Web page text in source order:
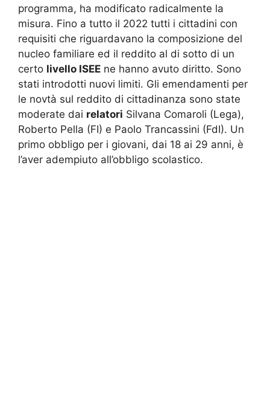
programma, ha modificato radicalmente la
misura. Fino a tutto il 2022 tutti i cittadini con
requisiti che riguardavano la composizione del
nucleo familiare ed il reddito al di sotto di un
certo livello ISEE ne hanno avuto diritto. Sono
stati introdotti nuovi limiti. Gli emendamenti per
le novtà sul reddito di cittadinanza sono state
moderate dai relatori Silvana Comaroli (Lega),
Roberto Pella (FI) e Paolo Trancassini (FdI). Un
primo obbligo per i giovani, dai 18 ai 29 anni, è
l’aver adempiuto all’obbligo scolastico.